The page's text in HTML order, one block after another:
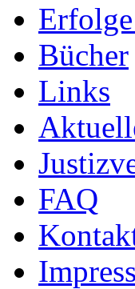
Erfolge
Bücher
Links
FAQ